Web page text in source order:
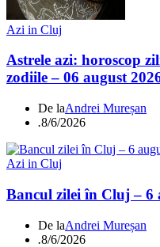
Azi in Cluj
Astrele azi: horoscop
zodiile – 06 august
De laAndrei Mureșan
.8/6/2026
Azi in Cluj
Bancul zilei în Cluj – 6
De laAndrei Mureșan
.8/6/2026